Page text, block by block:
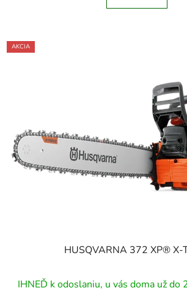
AKCIA
HUSQVARNA 372 XP® X-
IHNEĎ k odoslaniu, u vás doma už do